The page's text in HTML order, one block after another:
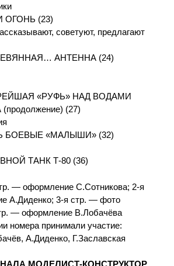
ОГОНЬ (23)
советуют, предлагают
АНТЕННА (24)
«РУФЬ» НАД ВОДАМИ
(27)
БОЕВЫЕ «МАЛЫШИ» (32)
ТАНК Т-80 (36)
— оформление С.Сотникова; 2-я
А.Диденко; 3-я стр. — фото
— оформление В.Лобачёва
номера принимали участие:
А.Диденко, Г.Заславская